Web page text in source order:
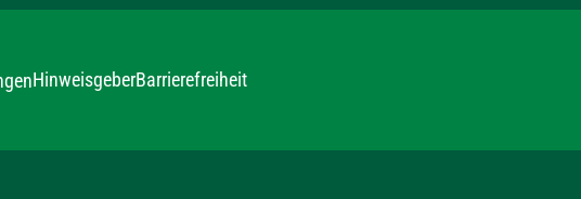
HinweisgeberBarrierefreiheit